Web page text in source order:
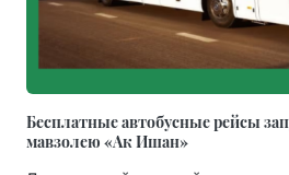
Бесплатные автобусные рейсы
мавзолею «Ак Ишан»